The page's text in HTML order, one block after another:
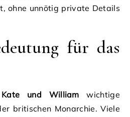
ohne unnötig private Details
für das
Kate und William wichtige
britischen Monarchie. Viele